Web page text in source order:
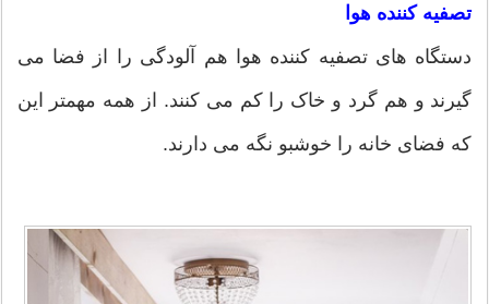
تصفیه کننده هوا
دستگاه های تصفیه کننده هوا هم آلودگی را از فضا می
گیرند و هم گرد و خاک را کم می کنند. از همه مهمتر این
که فضای خانه را خوشبو نگه می دارند.